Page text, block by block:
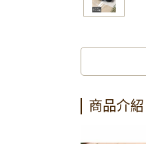
商品介紹